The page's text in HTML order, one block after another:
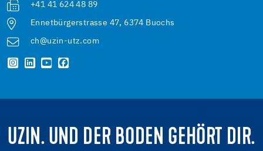
+41 41 624 48 89
Ennetbürgerstrasse 47, 6374 Buochs
ch@uzin-utz.com
UZIN. UND DER BODEN GEHÖRT DIR.